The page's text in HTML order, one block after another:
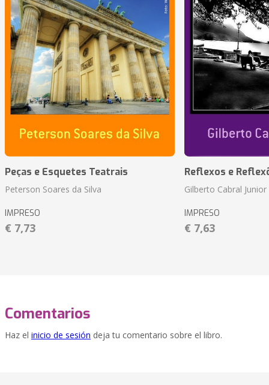
Peças e Esquetes Teatrais
Peterson Soares da Silva
IMPRESO
€ 7,73
Reflexos e
Gilberto Cabral Junior
IMPRESO
€ 7,63
Comentarios
Haz el inicio de sesión deja tu comentario sobre el libro.